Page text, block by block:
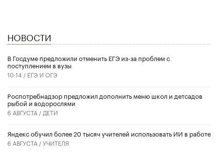
НОВОСТИ
В Госдуме предложили отменить ЕГЭ из-за проблем с
поступлением в вузы
10:14 / ЕГЭ И ОГЭ
Роспотребнадзор предложил дополнить меню школ и детсадов
рыбой и водорослями
6 АВГУСТА / ДЕТИ
​Яндекс обучил более 20 тысяч учителей использовать ИИ в работе
6 АВГУСТА /УЧИТЕЛЯ